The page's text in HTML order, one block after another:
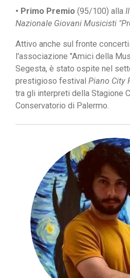
• Primo Premio (95/100) alla
Nazionale Giovani Musicisti
Attivo anche sul fronte
l'associazione "Amici della
Segesta, è stato ospite nel
prestigioso festival Piano City
tra gli interpreti della Stagione
Conservatorio di Palermo.